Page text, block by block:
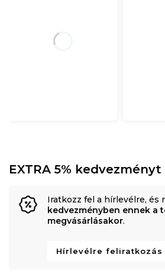
EXTRA 5%
Iratkozz fel a hírlevélre, és
kedvezményben ennek a
megvásárlásakor.
Hírlevélre feliratkozás